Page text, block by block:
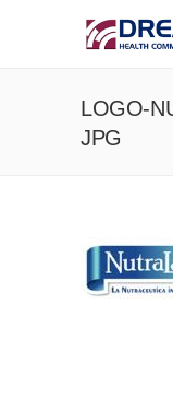
LOGO-
JPG